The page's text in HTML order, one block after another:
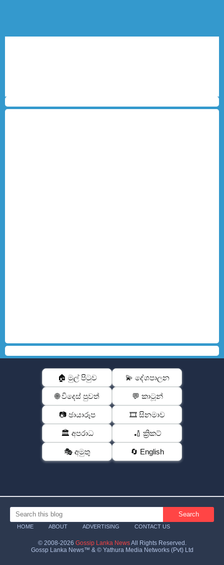
🏠 මුල් පිටුව 💫 දේශපාලන
🌐 විදෙස් පුවත් 💬 කාටූන්
📷 ඡායාරූප 🎞️ සිනමාව
🏛️ අපරාධ 🏏 ක්‍රිකට්
🎭 අමුතු 🔄 English
HOME ABOUT ADVERTISING CONTACT US
© 2008-2026 Gossip Lanka NewsAll Rights Reserved.
Gossp Lanka News™ & © Yathura Media Networks (Pvt) Ltd